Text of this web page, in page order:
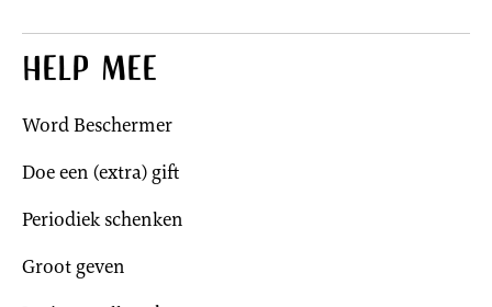
Help mee
Word Beschermer
Doe een (extra) gift
Periodiek schenken
Groot geven